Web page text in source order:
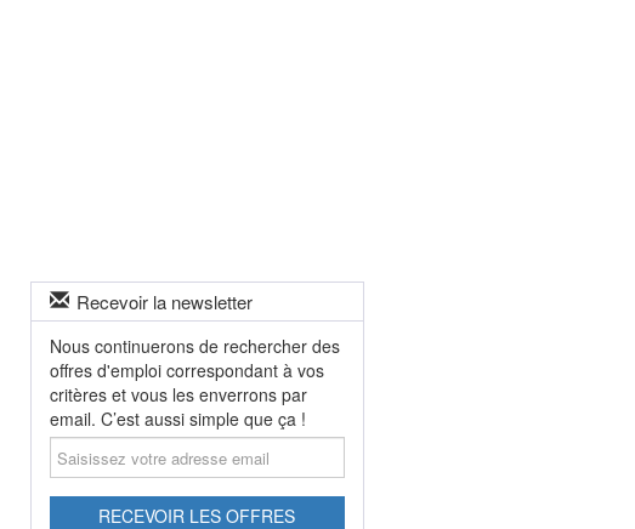
Recevoir la newsletter
Nous continuerons de rechercher des
offres d'emploi correspondant à vos
critères et vous les enverrons par
email. C’est aussi simple que ça !
Saisissez
votre
adresse
RECEVOIR LES OFFRES